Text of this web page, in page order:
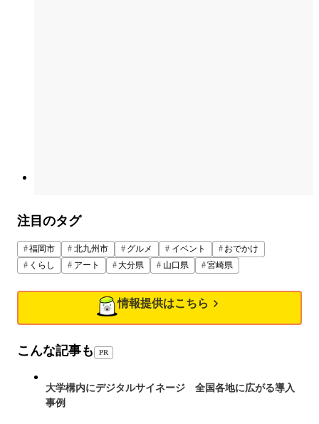
注目のタグ
福岡市 北九州市 グルメ イベント
おでかけ
くらし
アート 大分県 山口県 宮崎県
情報提供はこちら
こんな記事も PR
大学構内にデジタルサイネージ 全国各地に広がる導入
事例